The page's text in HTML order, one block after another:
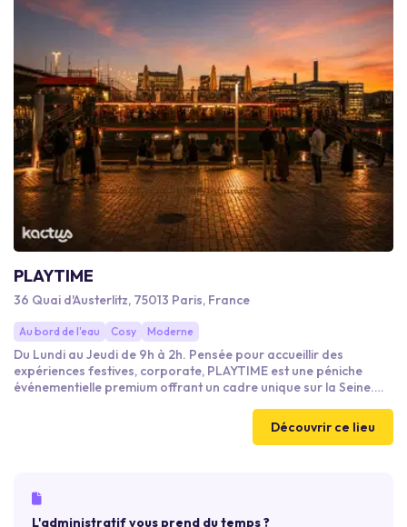
grâce à nos tarifs négociés.
PLAYTIME
36 Quai d'Austerlitz, 75013 Paris, France
Au bord de l'eau Cosy Moderne
Du Lundi au Jeudi de 9h à 2h. Pensée pour accueillir des
expériences festives, corporate, PLAYTIME est une péniche
événementielle premium offrant un cadre unique sur la Seine.
prête à des formats immersifs à forte désirabilité : soirées,
événements de marque, afterworks, DJ sets, dîners
Découvrir ce lieu
L'administratif vous prend du temps ?